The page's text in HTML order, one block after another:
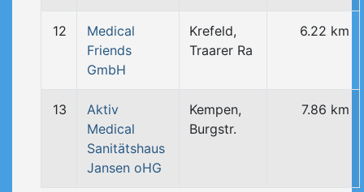
12
Medical
Friends
GmbH
Krefeld,
Traarer Ra
6.22 km
13
Aktiv
Medical
Sanitätshaus
Jansen oHG
Kempen,
Burgstr.
7.86 km